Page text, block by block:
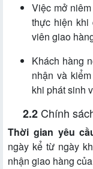
Việc mở
thực hiện khi
viên giao
Khách hàng
nhận và
khi phát sinh
Chính
Thời gian yêu
ngày kể từ ngày
nhận giao hàng